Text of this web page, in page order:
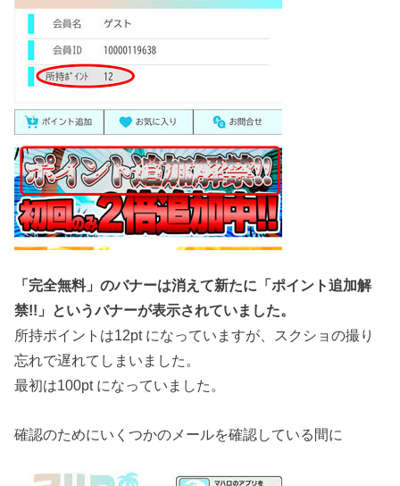
「完全無料」のバナーは消えて新たに「ポイント追加解
禁!!」というバナーが表示されていました。
所持ポイントは12pt になっていますが、スクショの撮り
忘れで遅れてしまいました。
最初は100pt になっていました。
確認のためにいくつかのメールを確認している間に